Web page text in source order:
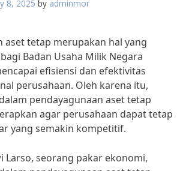
8, 2025 by adminmor
aset tetap merupakan hal yang
Badan Usaha Milik Negara
efisiensi dan efektivitas
perusahaan. Oleh karena itu,
pendayagunaan aset tetap
agar perusahaan dapat tetap
yang semakin kompetitif.
Larso, seorang pakar ekonomi,